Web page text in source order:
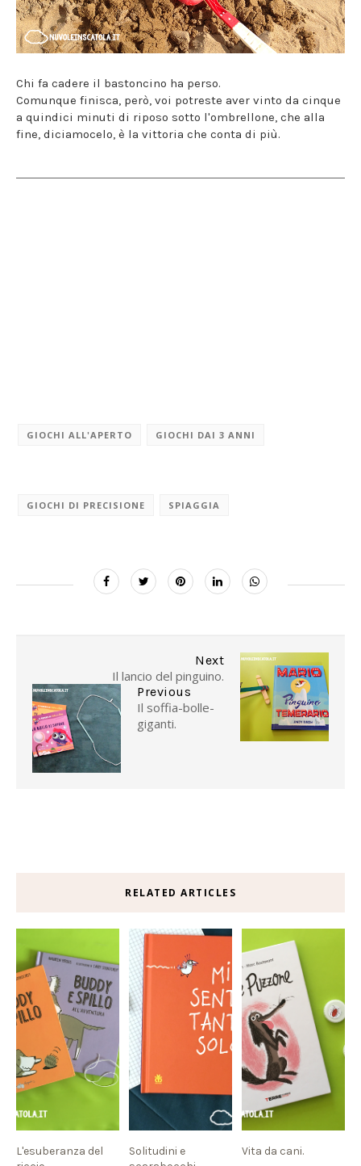
Chi fa cadere il bastoncino ha perso.
Comunque finisca, però, voi potreste aver vinto da cinque
a quindici minuti di riposo sotto l'ombrellone, che alla
fine, diciamocelo, è la vittoria che conta di più.
GIOCHI ALL'APERTO GIOCHI DAI 3 ANNI
GIOCHI DI PRECISIONE SPIAGGIA
Next
Il lancio del pinguino.
Previous
Il soffia-bolle-
giganti.
RELATED ARTICLES
L'esuberanza del
Solitudini e
Vita da cani.